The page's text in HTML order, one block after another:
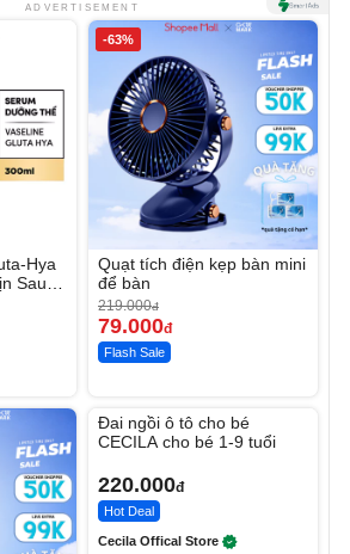
ADVERTISEMENT
Hya
Sau 7
-63%
Quạt tích điện kẹp bàn mini
để bàn
219.000đ
79.000đ
Flash Sale
Đai ngồi ô tô cho bé
CECILA cho bé 1-9 tuổi
220.000đ
Hot Deal
Cecila Offical Store